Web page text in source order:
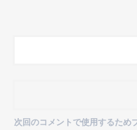
次回のコメントで使用するため